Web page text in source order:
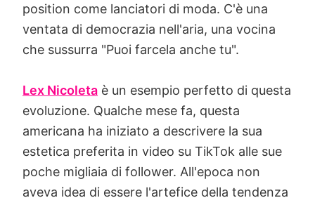
position come lanciatori di moda. C'è una
ventata di democrazia nell'aria, una vocina
che sussurra "Puoi farcela anche tu".
Lex Nicoleta è un esempio perfetto di questa
evoluzione. Qualche mese fa, questa
americana ha iniziato a descrivere la sua
estetica preferita in video su TikTok alle sue
poche migliaia di follower. All'epoca non
aveva idea di essere l'artefice della tendenza